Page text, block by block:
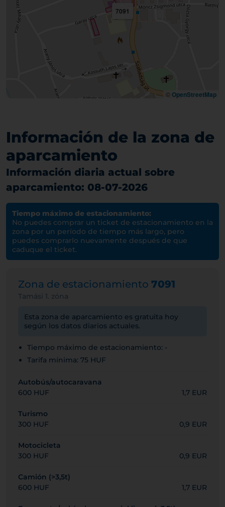
7091
© OpenStreetMap
Información de la zona de
aparcamiento
Información diaria actual sobre
aparcamiento: 08-07-2026
Tiempo máximo de estacionamiento:
No puedes comprar un ticket de estacionamiento en la
zona por un período de tiempo más largo, pero
puedes comprarlo nuevamente después de que
caduque el ticket.
Zona de estacionamiento 7091
Tamási 1. zóna
Esta zona de aparcamiento es gratuita hoy
según los datos diarios actuales.
Tiempo máximo de estacionamiento: -
Tarifa mínima: 75 HUF
Autobús/autocaravana
600 HUF
1,7 EUR
Turismo
300 HUF
0,9 EUR
Motocicleta
300 HUF
0,9 EUR
Camión (>3,5t)
600 HUF
1,7 EUR